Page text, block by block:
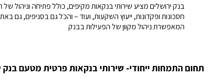
בנק ירושלים מציע שירותי בנקאות מקיפים, כולל פתיחה וניהול
חסכונות ופקדונות, ייעוץ השקעות, ועוד – והכל גם בסניפים, גם
המאפשרת ניהול מקוון של הפעילות בבנק
תחום התמחות ייחודי- שירותי בנקאות פרטית מטעם בנק